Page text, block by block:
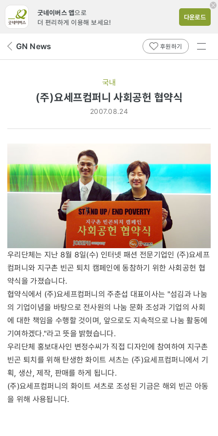
굿네이버스 앱으로
더 편리하게 이용해 보세요!
다운로드
뒤 GN News 후원하기
전체
국내
(주)요세프컴퍼니 사회공헌 협약식
2007.08.24
우리단체는 지난 8월 8일(수) 인터넷 패션 전문기업인 (주)요세프
컴퍼니와 지구촌 빈곤 퇴치 캠페인에 동참하기 위한 사회공헌 협
약식을 가졌습니다.
협약식에서 (주)요세프컴퍼니의 주춘섭 대표이사는 "섬김과 나눔
의 기업이념을 바탕으로 전사원의 나눔 문화 조성과 기업의 사회
에 대한 책임을 수행할 것이며, 앞으로도 지속적으로 나눔 활동에
기여하겠다."라고 뜻을 밝혔습니다.
우리단체 홍보대사인 변정수씨가 직접 디자인에 참여하여 지구촌
빈곤 퇴치를 위해 탄생한 화이트 셔츠는 (주)요세프컴퍼니에서 기
획, 생산, 제작, 판매를 하게 됩니다.
(주)요세프컴퍼니의 화이트 셔츠로 조성된 기금은 해외 빈곤 아동
을 위해 사용됩니다.